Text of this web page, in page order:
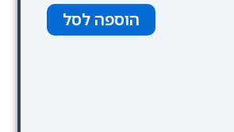
חום הוספה לסל